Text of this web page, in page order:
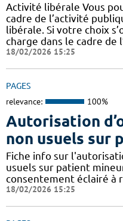
Activité libérale Vous
cadre de l’activité
libérale. Si votre choix
charge dans le cadre de
18/02/2026 15:25
PAGES
relevance: 100%
Autorisation
non usuels sur
Fiche info sur
usuels sur patient
consentement éclairé à
18/02/2026 15:25